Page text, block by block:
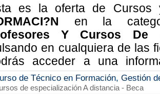
es la oferta de
en la
Y Cursos De
en cualquiera de las
acceder a una
de Técnico en Formación, Gestión
de especialización A distancia - Beca